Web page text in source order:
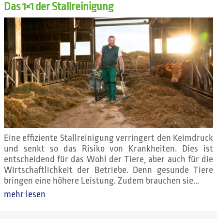
Das 1×1 der Stallreinigung
Eine effiziente Stallreinigung verringert den Keimdruck
und senkt so das Risiko von Krankheiten. Dies ist
entscheidend für das Wohl der Tiere, aber auch für die
Wirtschaftlichkeit der Betriebe. Denn gesunde Tiere
bringen eine höhere Leistung. Zudem brauchen sie...
mehr lesen